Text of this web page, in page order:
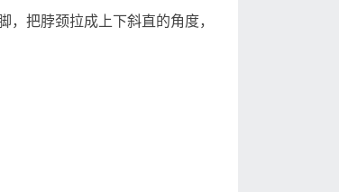
把脖颈拉成上下斜直的角度，